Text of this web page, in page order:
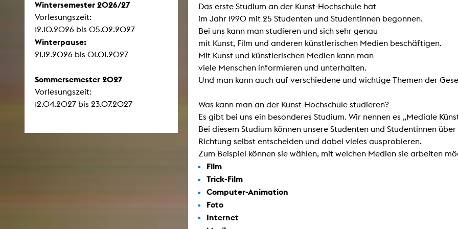
Das erste Studium an der Kunst-Hochschule hat
im Jahr 1990 mit 25 Studenten und Studentinnen begonnen.
Bei uns kann man studieren und sich sehr genau
mit Kunst, Film und anderen künstlerischen Medien beschäftigen.
Mit Kunst und künstlerischen Medien kann man
viele Menschen informieren und unterhalten.
Und man kann auch auf verschiedene und wichtige Themen der
Was kann man an der Kunst-Hochschule studieren?
Es gibt bei uns ein besonderes Studium. Wir nennen es „Mediale
Bei diesem Studium können unsere Studenten und Studentinnen
Richtung selbst entscheiden und dabei vieles ausprobieren.
Zum Beispiel können sie wählen, mit welchen Medien sie arbeiten
Film
Trick-Film
Computer-Animation
Foto
Internet
Wintersemester 2026/27
Vorlesungszeit:
12.10.2026 bis 05.02.2027
Winterpause:
21.12.2026 bis 01.01.2027
Sommersemester 2027
Vorlesungszeit:
12.04.2027 bis 23.07.2027
Zentrale Ausleihe
Künstlerische Arbeiten Studierende
Veranstaltungen / Mitschnitte
BIBLIOTHEK
Digitale Bibliothek
Zeitschriften
Semesterapparate
KHM Verlag
Lab Jahrbuch
Nützliche Hilfen / Kontakte
Förderpreis für FLINTA*